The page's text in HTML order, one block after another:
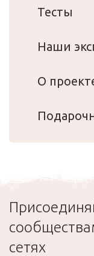
Тесты
Наши
О
сетях